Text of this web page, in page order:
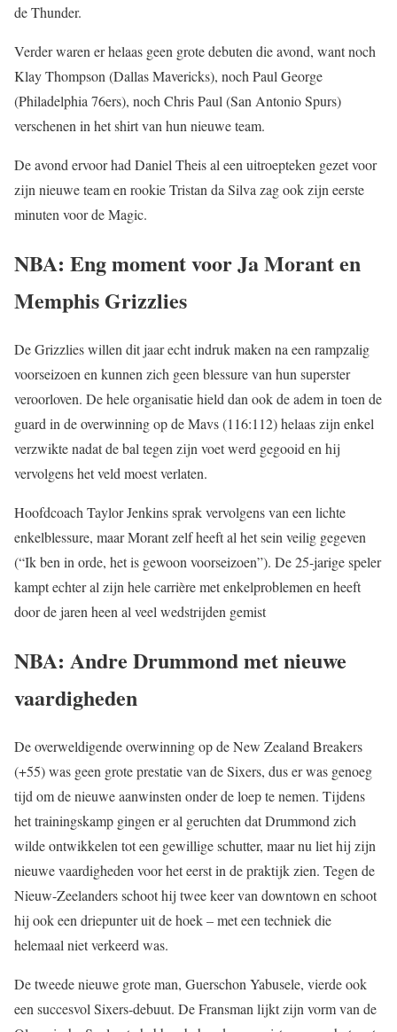
de Thunder.
Verder waren er helaas geen grote debuten die avond, want noch
Klay Thompson (Dallas Mavericks), noch Paul George
(Philadelphia 76ers), noch Chris Paul (San Antonio Spurs)
verschenen in het shirt van hun nieuwe team.
De avond ervoor had Daniel Theis al een uitroepteken gezet voor
zijn nieuwe team en rookie Tristan da Silva zag ook zijn eerste
minuten voor de Magic.
NBA: Eng moment voor Ja Morant en
Memphis Grizzlies
De Grizzlies willen dit jaar echt indruk maken na een rampzalig
voorseizoen en kunnen zich geen blessure van hun superster
veroorloven. De hele organisatie hield dan ook de adem in toen de
guard in de overwinning op de Mavs (116:112) helaas zijn enkel
verzwikte nadat de bal tegen zijn voet werd gegooid en hij
vervolgens het veld moest verlaten.
Hoofdcoach Taylor Jenkins sprak vervolgens van een lichte
enkelblessure, maar Morant zelf heeft al het sein veilig gegeven
(“Ik ben in orde, het is gewoon voorseizoen”). De 25-jarige speler
kampt echter al zijn hele carrière met enkelproblemen en heeft
door de jaren heen al veel wedstrijden gemist
NBA: Andre Drummond met nieuwe
vaardigheden
De overweldigende overwinning op de New Zealand Breakers
(+55) was geen grote prestatie van de Sixers, dus er was genoeg
tijd om de nieuwe aanwinsten onder de loep te nemen. Tijdens
het trainingskamp gingen er al geruchten dat Drummond zich
wilde ontwikkelen tot een gewillige schutter, maar nu liet hij zijn
nieuwe vaardigheden voor het eerst in de praktijk zien. Tegen de
Nieuw-Zeelanders schoot hij twee keer van downtown en schoot
hij ook een driepunter uit de hoek – met een techniek die
helemaal niet verkeerd was.
De tweede nieuwe grote man, Guerschon Yabusele, vierde ook
een succesvol Sixers-debuut. De Fransman lijkt zijn vorm van de